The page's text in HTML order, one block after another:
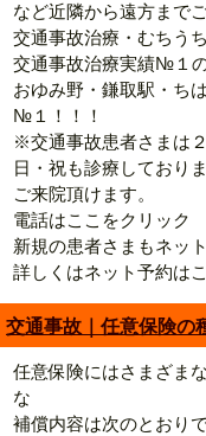
など近隣から遠方まで
交通事故治療・むちう
交通事故治療実績№１
おゆみ野・鎌取駅・ち
№１！！！
※交通事故患者さまは
日・祝も診療しており
ご来院頂けます。
電話はここをクリック
新規の患者さまもネッ
詳しくはネット予約は
交通事故｜任意保険の
任意保険にはさまざま
な
補償内容は次のとおりで